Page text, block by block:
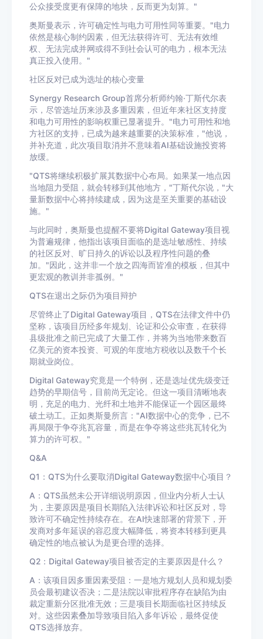
公众接受度更有保障的地块，反而更为划算。"
奥斯曼表示，许可确定性与电力可用性同等重要。"电力
依然是核心制约因素，但无法获得许可、无法有效维
权、无法完成并网或得不到社会认可的电力，根本无法
真正投入使用。"
社区反对已成为选址的核心变量
Synergy Research Group首席分析师约翰·丁斯代尔表
示，尽管选址历来涉及多重因素，但近年来社区支持度
和电力可用性的影响权重已显著提升。"电力可用性和地
方社区的支持，已成为越来越重要的决策标准，"他说，
并补充道，此次项目取消并不意味着AI基础设施投资将
放缓。
"QTS将继续积极扩展其数据中心布局。如果某一地点因
当地阻力受阻，就会转移到其他地方，"丁斯代尔说，"大
量新数据中心将持续建成，因为这是至关重要的基础设
施。"
与此同时，奥斯曼也提醒不要将Digital Gateway项目视
为普遍规律，他指出该项目面临的是选址敏感性、持续
的社区反对、旷日持久的诉讼以及程序性问题的叠
加。"因此，这并非一个放之四海而皆准的模板，但其中
更宏观的教训并非孤例。"
QTS在退出之际仍为项目辩护
尽管终止了Digital Gateway项目，QTS在法律文件中仍
坚称，该项目历经多年规划、论证和公众审查，在获得
县级批准之前已完成了大量工作，并将为当地带来数百
亿美元的资本投资、可观的年度地方税收以及数千个长
期就业岗位。
Digital Gateway究竟是一个特例，还是选址优先级变迁
趋势的早期信号，目前尚无定论。但这一项目清晰地表
明，充足的电力、光纤和土地并不能保证一个园区最终
破土动工。正如奥斯曼所言："AI数据中心的竞争，已不
再局限于争夺兆瓦容量，而是在争夺将这些兆瓦转化为
算力的许可权。"
Q&A
Q1：QTS为什么要取消Digital Gateway数据中心项目？
A：QTS虽然未公开详细说明原因，但业内分析人士认
为，主要原因是项目长期陷入法律诉讼和社区反对，导
致许可不确定性持续存在。在AI快速部署的背景下，开
发商对多年延误的容忍度大幅降低，将资本转移到更具
确定性的地点被认为是更合理的选择。
Q2：Digital Gateway项目被否定的主要原因是什么？
A：该项目因多重因素受阻：一是地方规划人员和规划委
员会最初建议否决；二是法院以审批程序存在缺陷为由
裁定重新分区批准无效；三是项目长期面临社区持续反
对。这些因素叠加导致项目陷入多年诉讼，最终促使
QTS选择放弃。